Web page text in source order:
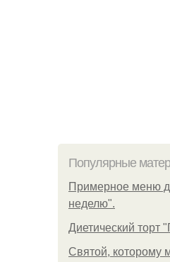
Популярные
Примерное меню
неделю".
Диетический торт
Святой, которому